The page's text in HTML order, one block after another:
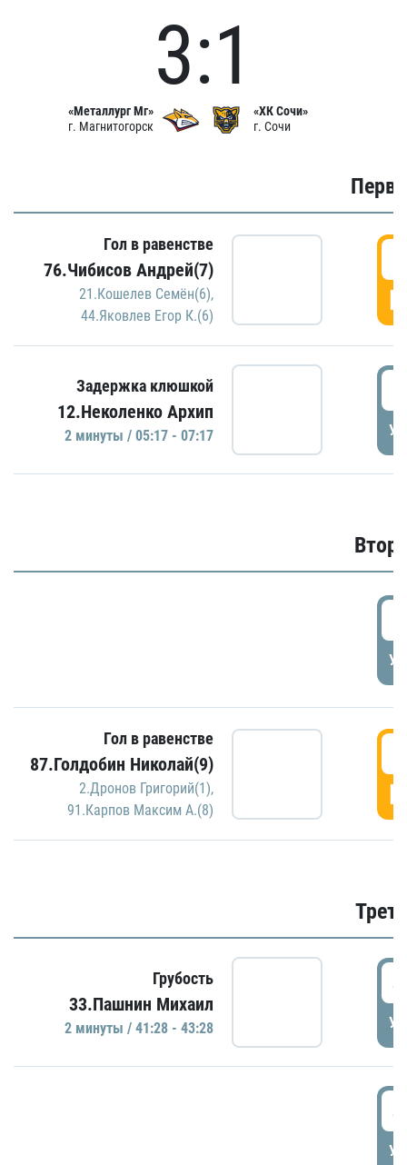
«Металлург Мг»
г. Магнитогорск
3:1
«ХК Сочи»
г. Сочи
Гол в равенстве
76.Чибисов Андрей(7)
21.Кошелев Семён(6),
44.Яковлев Егор К.(6)
Задержка клюшкой
12.Неколенко Архип
2 минуты / 05:17 - 07:17
Гол в равенстве
87.Голдобин Николай(9)
2.Дронов Григорий(1),
91.Карпов Максим А.(8)
Грубость
33.Пашнин Михаил
2 минуты / 41:28 - 43:28